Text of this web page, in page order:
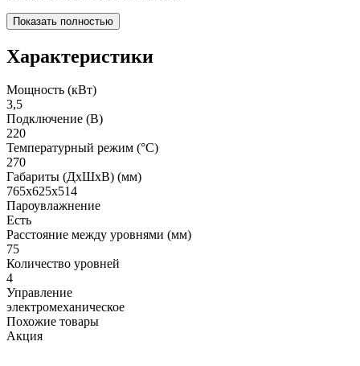
Показать полностью
Характеристики
Мощность (кВт)
3,5
Подключение (В)
220
Температурный режим (°C)
270
Габариты (ДхШхВ) (мм)
765x625x514
Пароувлажнение
Есть
Расстояние между уровнями (мм)
75
Количество уровней
4
Управление
электромеханическое
Похожие товары
Акция